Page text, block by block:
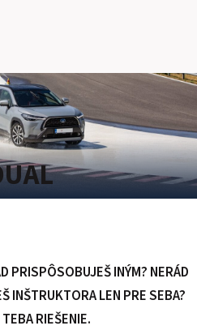
PRISPÔSOBUJEŠ INÝM? NERÁD
INŠTRUKTORA LEN PRE SEBA?
RIEŠENIE.